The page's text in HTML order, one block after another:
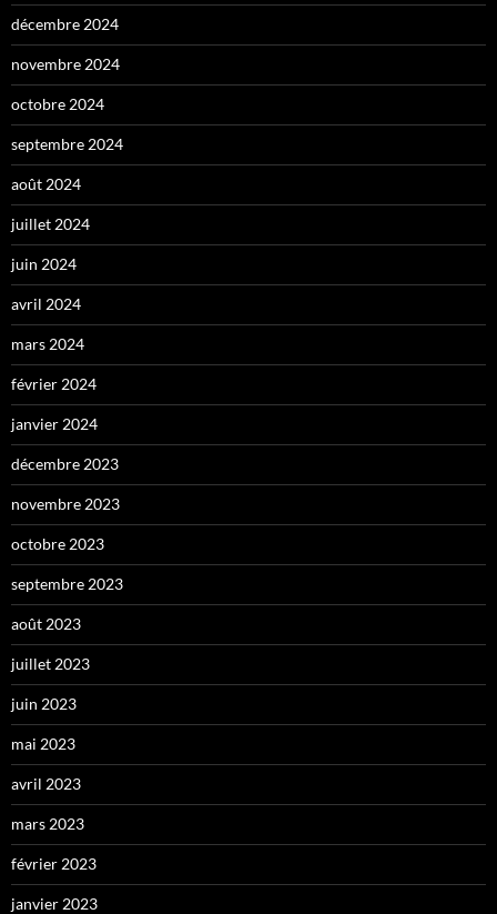
décembre 2024
novembre 2024
octobre 2024
septembre 2024
août 2024
juillet 2024
juin 2024
avril 2024
mars 2024
février 2024
janvier 2024
décembre 2023
novembre 2023
octobre 2023
septembre 2023
août 2023
juillet 2023
juin 2023
mai 2023
avril 2023
mars 2023
février 2023
janvier 2023